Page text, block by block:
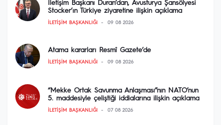
İletişim Başkanı Duran’dan, Avusturya Şansölyesi
Stocker’ın Türkiye ziyaretine ilişkin açıklama
İLETIŞIM BAŞKANLIĞI 09 08 2026
Atama kararları Resmî Gazete’de
İLETIŞIM BAŞKANLIĞI 09 08 2026
“Mekke Ortak Savunma Anlaşması”nın NATO’nun
5. maddesiyle çeliştiği iddialarına ilişkin açıklama
İLETIŞIM BAŞKANLIĞI 07 08 2026